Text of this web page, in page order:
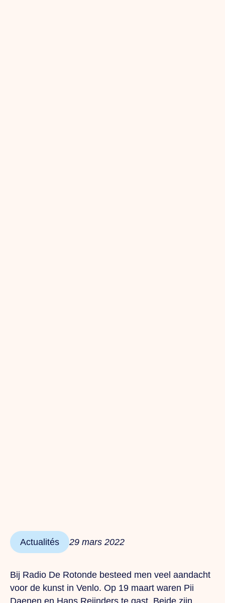
Actualités 29 mars 2022
Bij Radio De Rotonde besteed men veel aandacht
voor de kunst in Venlo. Op 19 maart waren Pii